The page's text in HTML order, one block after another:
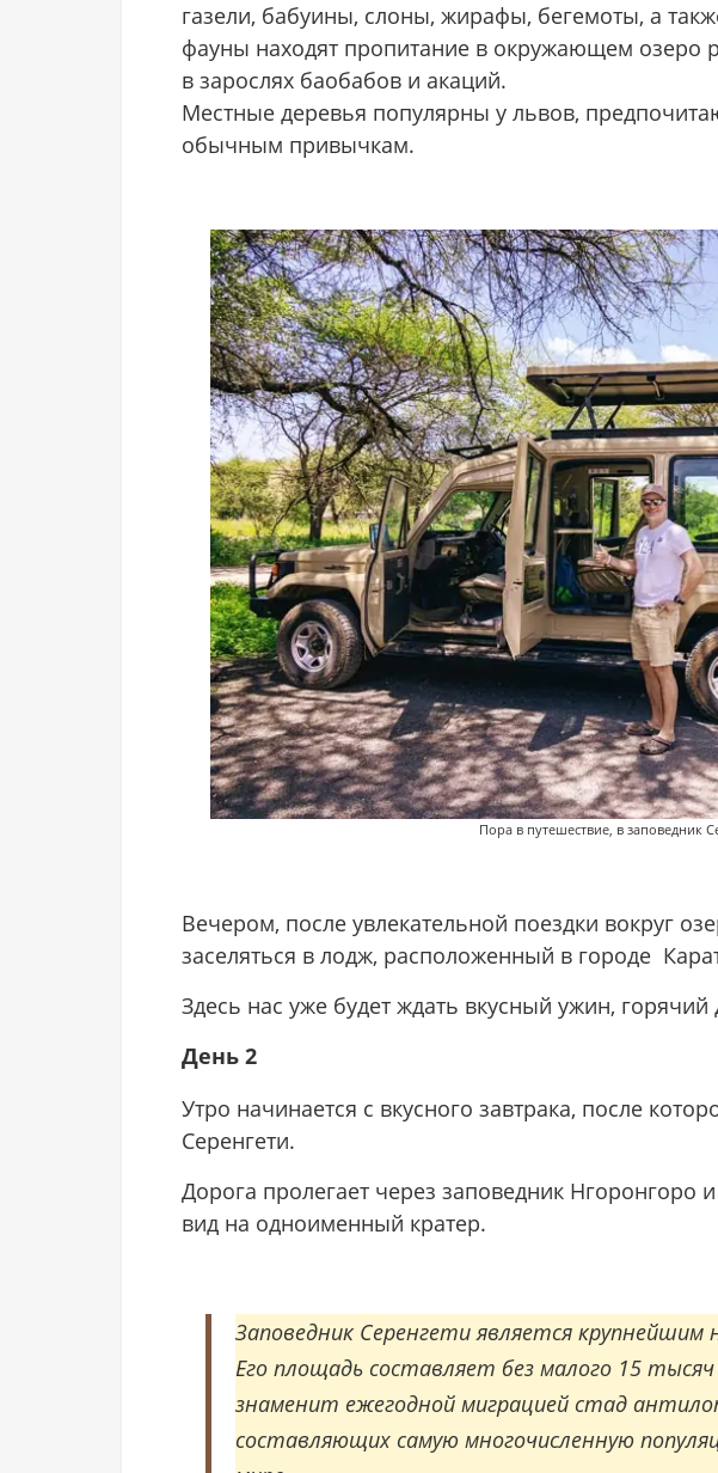
газели, бабуины, слоны, жирафы, бегемоты, а
фауны находят пропитание в окружающем озеро
в зарослях баобабов и акаций.
Местные деревья популярны у львов,
обычным привычкам.
Пора в путешествие, в заповедник
Вечером, после увлекательной поездки вокруг
заселяться в лодж, расположенный в городе
Здесь нас уже будет ждать вкусный ужин,
День 2
Утро начинается с вкусного завтрака, после
Серенгети.
Дорога пролегает через заповедник Нгоронгоро
вид на одноименный кратер.
Заповедник Серенгети является
Его площадь составляет без малого 15
знаменит ежегодной миграцией стад
составляющих самую многочисленную